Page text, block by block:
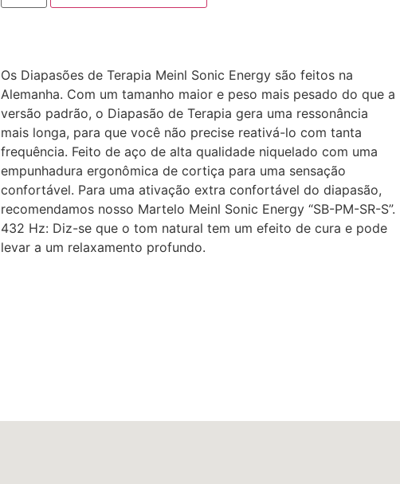
Os Diapasões de Terapia Meinl Sonic Energy são feitos na
Alemanha. Com um tamanho maior e peso mais pesado do que a
versão padrão, o Diapasão de Terapia gera uma ressonância
mais longa, para que você não precise reativá-lo com tanta
frequência. Feito de aço de alta qualidade niquelado com uma
empunhadura ergonômica de cortiça para uma sensação
confortável. Para uma ativação extra confortável do diapasão,
recomendamos nosso Martelo Meinl Sonic Energy “SB-PM-SR-S”.
432 Hz: Diz-se que o tom natural tem um efeito de cura e pode
levar a um relaxamento profundo.